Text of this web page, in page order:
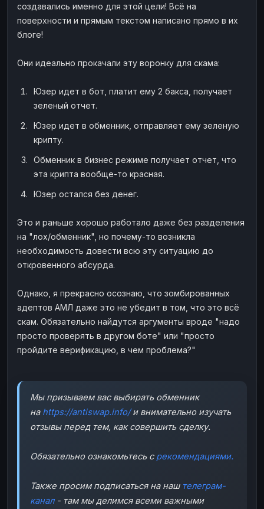
создавались именно для этой цели! Всё на
поверхности и прямым текстом написано прямо в их
блоге!
Они идеально прокачали эту воронку для скама:
Юзер идет в бот, платит ему 2 бакса, получает
зеленый отчет.
Юзер идет в обменник, отправляет ему зеленую
крипту.
Обменник в бизнес режиме получает отчет, что
эта крипта вообще-то красная.
Юзер остался без денег.
Это и раньше хорошо работало даже без разделения
на "лох/обменник", но почему-то возникла
необходимость довести всю эту ситуацию до
откровенного абсурда.
Однако, я прекрасно осознаю, что зомбированных
адептов АМЛ даже это не убедит в том, что это всё
скам. Обязательно найдутся аргументы вроде "надо
просто проверять в другом боте" или "просто
пройдите верификацию, в чем проблема?"
Мы призываем вас выбирать обменник
на https://antiswap.info/и внимательно изучать
отзывы перед тем, как совершить сделку.
Обязательно ознакомьтесь с рекомендациями.
Также просим подписаться на наш телеграм-
канал- там мы делимся всеми важными